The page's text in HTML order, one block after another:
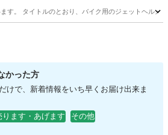
す。 タイトルのとおり、バイク用のジェットヘル
かった方
けで、新着情報をいち早くお届け出来ま
ります・あげます その他